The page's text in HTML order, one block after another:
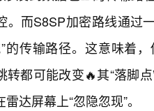
。而S8SP加密路线通过
的传输路径。这意味着
转都可能改变🔥其“落脚
达屏幕上“忽隐忽现”。